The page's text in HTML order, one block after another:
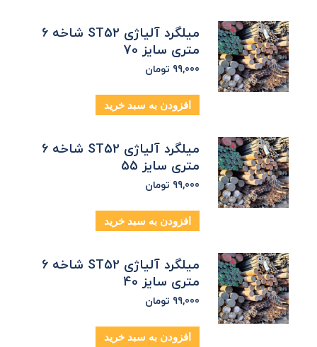
میلگرد آلیاژی ST52 شاخه 6
متری سایز 70
99,000 تومان
افزودن به سبد خرید
میلگرد آلیاژی ST52 شاخه 6
متری سایز 55
99,000 تومان
افزودن به سبد خرید
میلگرد آلیاژی ST52 شاخه 6
متری سایز 40
99,000 تومان
افزودن به سبد خرید